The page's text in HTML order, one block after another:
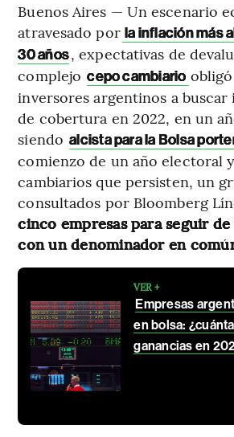
Buenos Aires — Un escenario
atravesado por la inflación más
30 años, expectativas de
complejo cepo cambiario
inversores argentinos a
de cobertura en 2022, en un
siendo alcista para la Bolsa
comienzo de un año electoral
cambiarios que persisten, un
consultados por Bloomberg
cinco empresas para seguir
con un denominador en
VER +
Empresas
en bolsa:
ganancias en